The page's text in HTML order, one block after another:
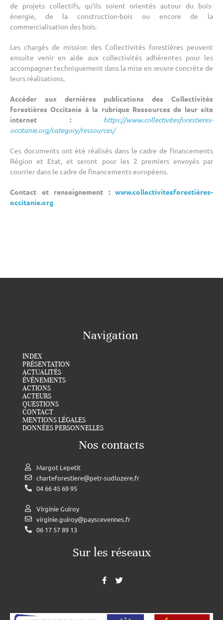
de projets collectifs, qu’ils soient orientés autour du bois-
énergie, de la construction-bois ou encore de la
commercialisation des bois.
Les chargés de mission des Collectivités forestières peuvent
ensuite venir en aide aux collectivités adhérentes pour les
accompagner techniquement dans la mise en œuvre concrète de
leurs réalisations.
Accéder aux dernières publications des Collectivités
forestières Occitanie à la rubrique Ressources de leur site
internet : https://www.collectivitesforestieres-
occitanie.org/category/ressources/
Ces documents ont été réalisés dans le cadre de financements
Région et Etat, et seront pour les 2 premiers envoyés par
courrier dans le cadre de financements européens.
Contact et renseignement : www.collectivitesforestières-
occitanie.org
Navigation
INDEX
PRÉSENTATION
ACTUALITÉS
ÉVÉNEMENTS
ACTIONS
ACTEURS
QUESTIONS
CONTACT
MENTIONS LÉGALES
DONNÉES PERSONNELLES
Nos contacts
Margot Lepetit
charteforestiere@petr-sudlozere.fr
04 66 45 69 95
Virginie Guiroy
virginie.guiroy@payscevennes.fr
06 17 57 89 13
Sur les réseaux